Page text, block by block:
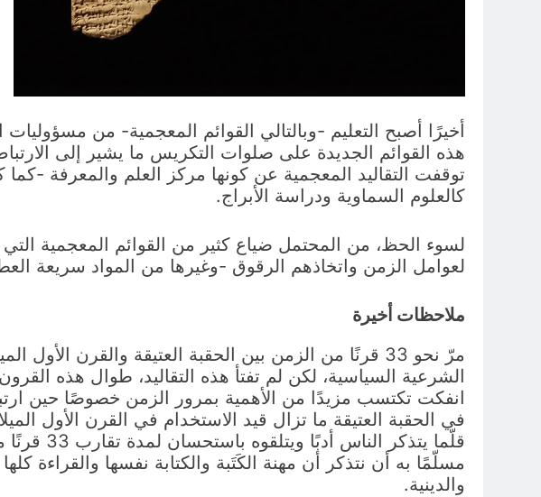
أخيرًا أصبح التعليم -وبالتالي القوائم المعجمية- من
هذه القوائم الجديدة على صلوات التكريس ما يشير إلى
توقفت التقاليد المعجمية عن كونها مركز العلم والمعرفة -
كالعلوم السماوية ودراسة الأبراج.
لسوء الحظ، من المحتمل ضياع كثير من القوائم المعجمية التي
لعوامل الزمن واتخاذهم الرقوق -وغيرها من المواد سريعة
ملاحظات أخيرة
مرّ نحو 33 قرنًا من الزمن بين الحقبة العتيقة والقرن
الشرعية السياسية، لكن لم تفتأ هذه التقاليد، طوال هذه
انفكت تكتسب مزيدًا من الأهمية بمرور الزمن خصوصًا حين
في الحقبة العتيقة ما تزال قيد الاستخدام في القرن الأول
قلّما
مسلّمًا به أن نتذكر أن مهنة الكَتَبة والكتابة نفسها والقراءة
والدينية.